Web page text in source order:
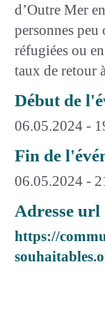
d’Outre Mer
personnes peu
réfugiées ou
taux de retour
Début de
06.05.2024 -
Fin de
06.05.2024 -
Adresse url
https://